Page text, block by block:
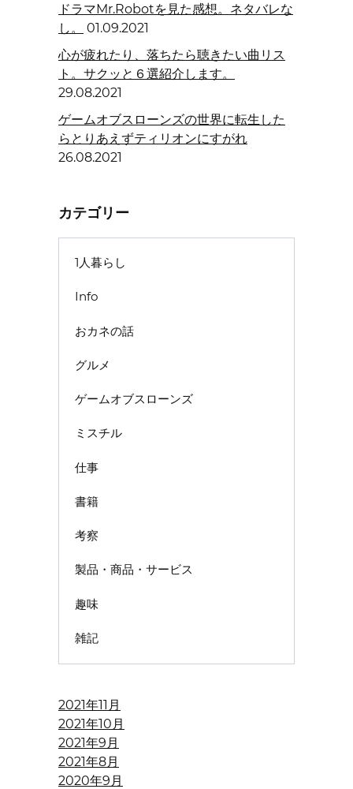
ドラマMr.Robotを見た感想。ネタバレな
し。
01.09.2021
心が疲れたり、落ちたら聴きたい曲リス
ト。サクッと６選紹介します。
29.08.2021
ゲームオブスローンズの世界に転生した
らとりあえずティリオンにすがれ
26.08.2021
カテゴリー
1人暮らし
Info
おカネの話
グルメ
ゲームオブスローンズ
ミスチル
仕事
書籍
考察
製品・商品・サービス
趣味
雑記
2021年11月
2021年10月
2021年9月
2021年8月
2020年9月